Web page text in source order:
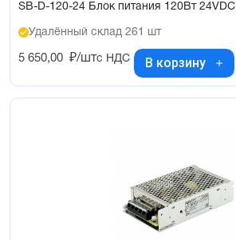
SB-D-120-24 Блок питания 120Вт 24VDC
Удалённый склад 261 шт
5 650,00 ₽/штс НДС В корзину